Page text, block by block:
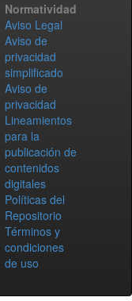
Normatividad
Aviso Legal
Aviso de
privacidad
simplificado
Aviso de
privacidad
Lineamientos
para la
publicación de
contenidos
digitales
Políticas del
Repositorio
Términos y
condiciones
de uso